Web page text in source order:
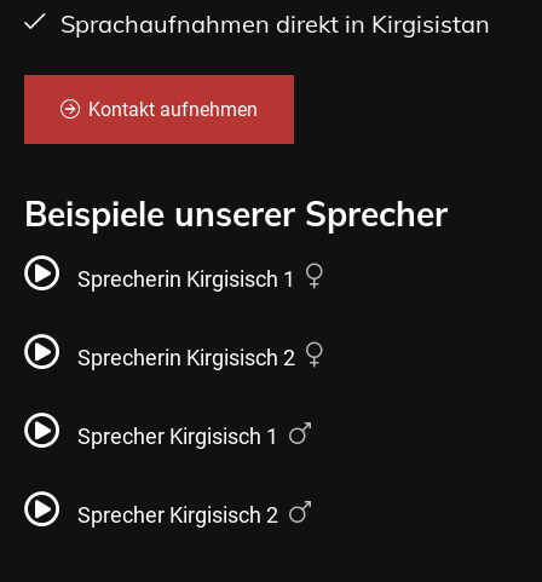
Sprachaufnahmen direkt in Kirgisistan
Kontakt aufnehmen
Beispiele unserer Sprecher
Sprecherin Kirgisisch 1
Sprecherin Kirgisisch 2
Sprecher Kirgisisch 1
Sprecher Kirgisisch 2